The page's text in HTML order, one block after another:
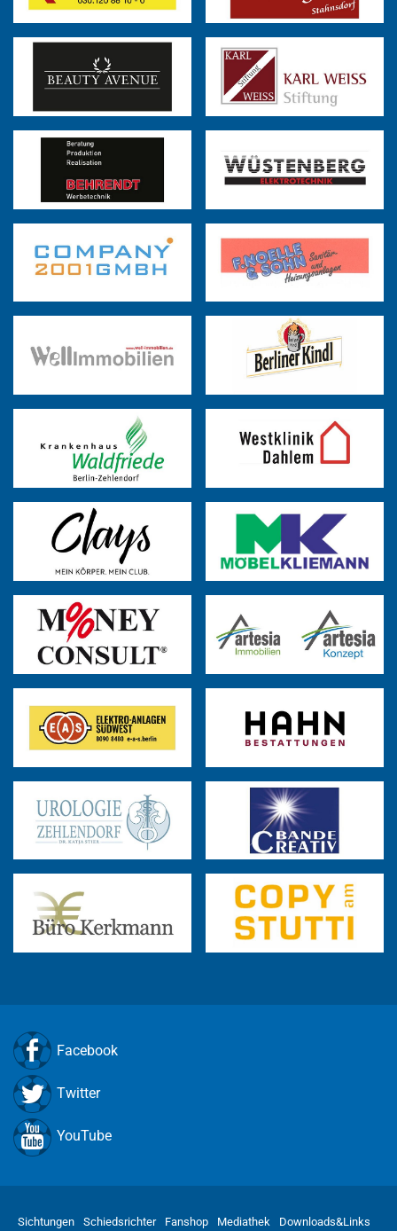
Facebook
Twitter
YouTube
Sichtungen Schiedsrichter Fanshop Mediathek Downloads&Links